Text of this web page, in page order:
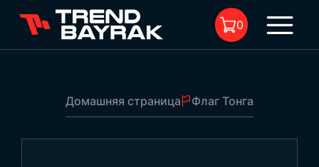
0
Домашняя страница Флаг Тонга